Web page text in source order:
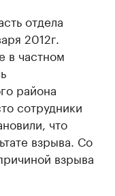
отдела
2012г.
в частном
района
сотрудники
что
взрыва. Со
взрыва